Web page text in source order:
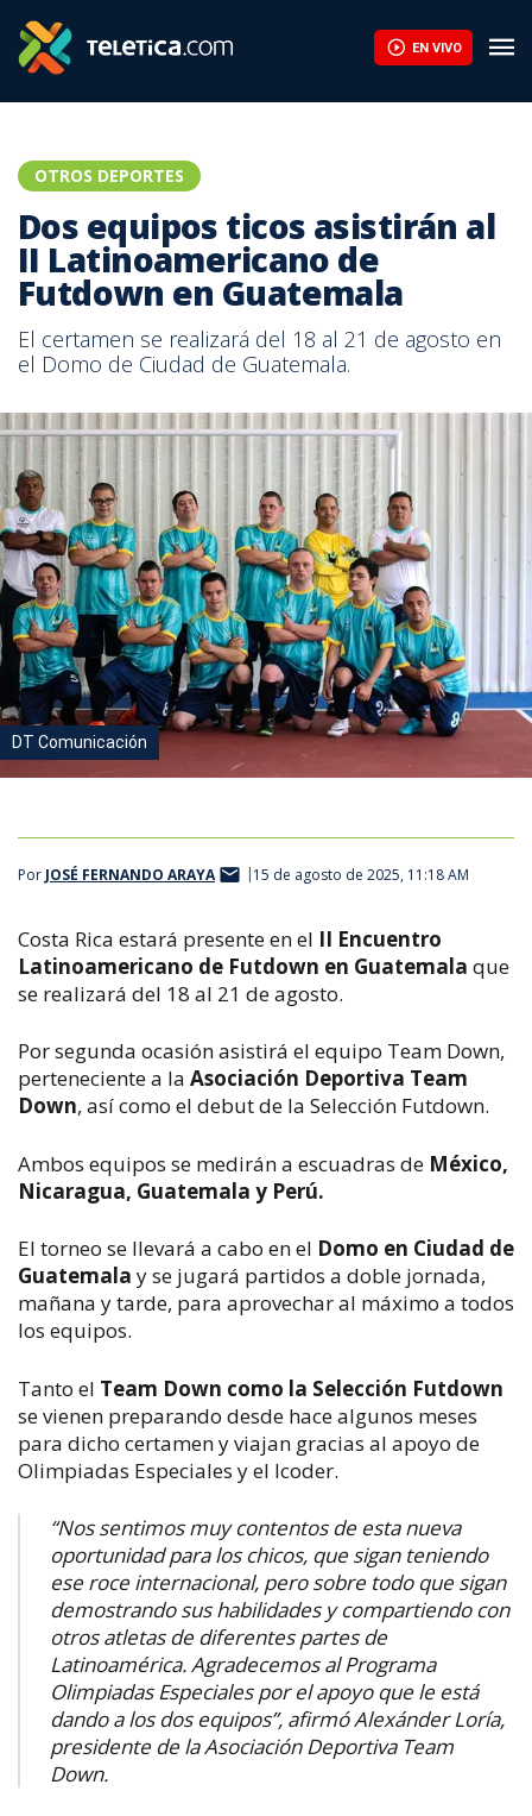
EN VIVO
OTROS DEPORTES
Dos equipos ticos asistirán al
II Latinoamericano de
Futdown en Guatemala
El certamen se realizará del 18 al 21 de agosto en
el Domo de Ciudad de Guatemala.
DT Comunicación
Por JOSÉ FERNANDO ARAYA 15 de agosto de 2025, 11:18 AM
Costa Rica estará presente en el II Encuentro
Latinoamericano de Futdown en Guatemala que
se realizará del 18 al 21 de agosto.
Por segunda ocasión asistirá el equipo Team Down,
perteneciente a la Asociación Deportiva Team
Down, así como el debut de la Selección Futdown.
Ambos equipos se medirán a escuadras de México,
Nicaragua, Guatemala y Perú.
El torneo se llevará a cabo en el Domo en Ciudad de
Guatemala y se jugará partidos a doble jornada,
mañana y tarde, para aprovechar al máximo a todos
los equipos.
Tanto el Team Down como la Selección Futdown
se vienen preparando desde hace algunos meses
para dicho certamen y viajan gracias al apoyo de
Olimpiadas Especiales y el Icoder.
“Nos sentimos muy contentos de esta nueva
oportunidad para los chicos, que sigan teniendo
ese roce internacional, pero sobre todo que sigan
demostrando sus habilidades y compartiendo con
otros atletas de diferentes partes de
Latinoamérica. Agradecemos al Programa
Olimpiadas Especiales por el apoyo que le está
dando a los dos equipos”, afirmó Alexánder Loría,
presidente de la Asociación Deportiva Team
Down.